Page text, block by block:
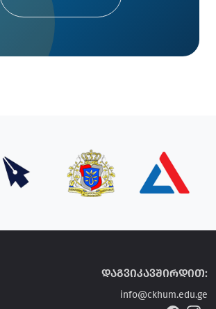
დაგვიკავშირდით:
info@ckhum.edu.ge